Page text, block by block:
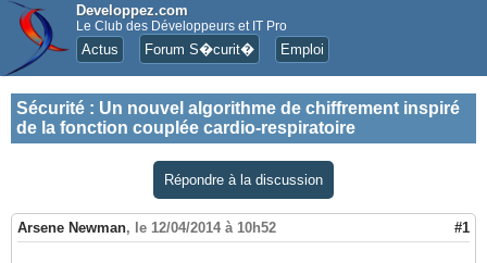
Developpez.com
Le Club des Développeurs et IT Pro
Actus Forum S�curit� Emploi
Sécurité : Un nouvel algorithme de chiffrement inspiré
de la fonction couplée cardio-respiratoire
Répondre à la discussion
Arsene Newman, le 12/04/2014 à 10h52 #1